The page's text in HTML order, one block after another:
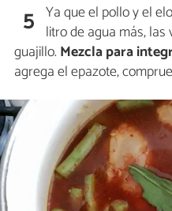
5 Ya que el pollo y el
litro de agua más,
guajillo. Mezcla para
agrega el epazote,